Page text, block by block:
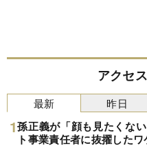
アクセ
最新
孫正義が「顔も見たくな
ト事業責任者に抜擢したワ
昨日